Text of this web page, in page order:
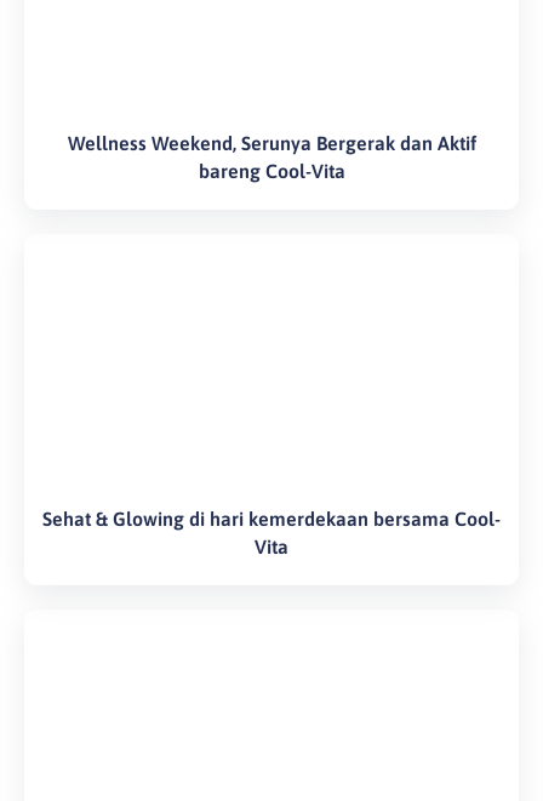
Wellness Weekend, Serunya Bergerak dan Aktif
bareng Cool-Vita
Sehat & Glowing di hari kemerdekaan bersama Cool-
Vita